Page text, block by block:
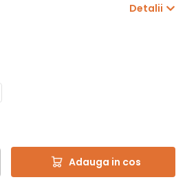
Detalii
Adauga in cos